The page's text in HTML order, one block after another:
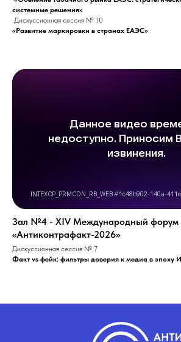
системные решения»
Дискуссионная сессия № 10
«Развитие маркировки в странах ЕАЭС»
Зал №4 - ХIV Международный форум
«Антиконтрафакт-2026»
Дискуссионная сессия № 7
Факт vs фейк: фильтры доверия к медиа в эпоху